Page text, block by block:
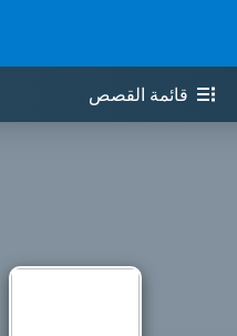
قائمة القصص